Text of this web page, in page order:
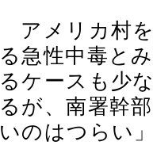
アメリカ村
る急性中毒と
るケースも少
るが、南署幹
いのはつらい